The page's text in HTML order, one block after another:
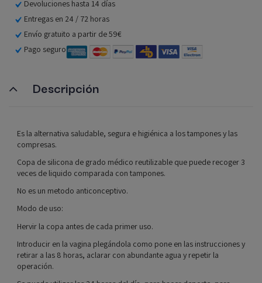
Devoluciones hasta 14 días
Entregas en 24 / 72 horas
Envío gratuito a partir de 59€
Pago seguro
Descripción
Es la alternativa saludable, segura e higiénica a los tampones y las
compresas.
Copa de silicona de grado médico reutilizable que puede recoger 3
veces de liquido comparada con tampones.
No es un metodo anticonceptivo.
Modo de uso:
Hervir la copa antes de cada primer uso.
Introducir en la vagina plegándola como pone en las instrucciones y
retirar a las 8 horas, aclarar con abundante agua y repetir la
operación.